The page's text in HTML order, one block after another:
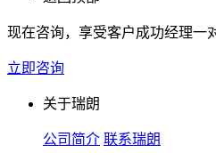
现在咨询，享受客户成功经理一
立即咨询
关于瑞朗
公司简介 联系瑞朗